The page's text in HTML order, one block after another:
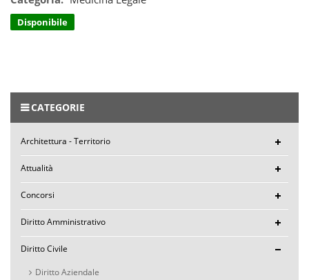
Disponibile
CATEGORIE
Architettura - Territorio
Attualità
Concorsi
Diritto Amministrativo
Diritto Civile
Diritto Aziendale